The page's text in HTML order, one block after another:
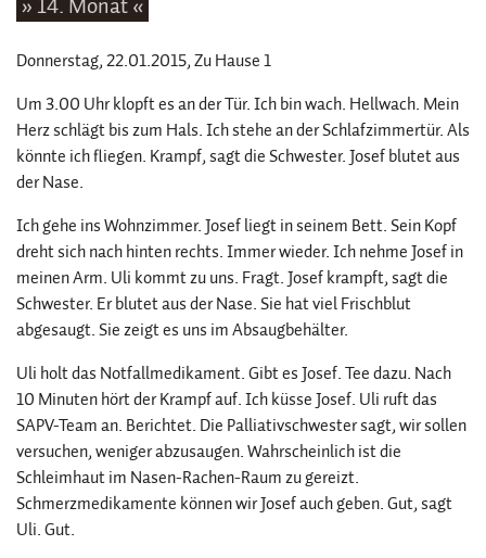
Donnerstag, 22.01.2015, Zu Hause 1
Um 3.00 Uhr klopft es an der Tür. Ich bin wach. Hellwach. Mein
Herz schlägt bis zum Hals. Ich stehe an der Schlafzimmertür. Als
könnte ich fliegen. Krampf, sagt die Schwester. Josef blutet aus
der Nase.
Ich gehe ins Wohnzimmer. Josef liegt in seinem Bett. Sein Kopf
dreht sich nach hinten rechts. Immer wieder. Ich nehme Josef in
meinen Arm. Uli kommt zu uns. Fragt. Josef krampft, sagt die
Schwester. Er blutet aus der Nase. Sie hat viel Frischblut
abgesaugt. Sie zeigt es uns im Absaugbehälter.
Uli holt das Notfallmedikament. Gibt es Josef. Tee dazu. Nach
10 Minuten hört der Krampf auf. Ich küsse Josef. Uli ruft das
SAPV-Team an. Berichtet. Die Palliativschwester sagt, wir sollen
versuchen, weniger abzusaugen. Wahrscheinlich ist die
Schleimhaut im Nasen-Rachen-Raum zu gereizt.
Schmerzmedikamente können wir Josef auch geben. Gut, sagt
Uli. Gut.